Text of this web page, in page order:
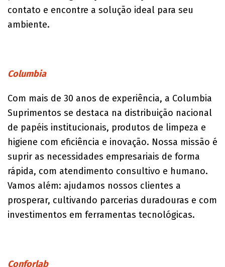
contato e encontre a solução ideal para seu
ambiente.
Columbia
Com mais de 30 anos de experiência, a Columbia
Suprimentos se destaca na distribuição nacional
de papéis institucionais, produtos de limpeza e
higiene com eficiência e inovação. Nossa missão é
suprir as necessidades empresariais de forma
rápida, com atendimento consultivo e humano.
Vamos além: ajudamos nossos clientes a
prosperar, cultivando parcerias duradouras e com
investimentos em ferramentas tecnológicas.
Conforlab